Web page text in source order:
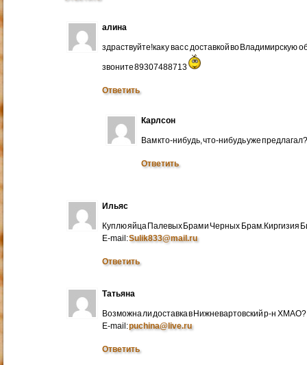
алина
здраствуйте!как у вас с доставкой во Владимирскую
звоните 89307488713
Ответить
Карлсон
Вам кто-нибудь, что-нибудь уже
Ответить
Ильяс
Куплю яйца Палевых Брам и Черных Брам.Киргизия
E-mail:Sulik833@mail.ru
Ответить
Татьяна
Возможна ли доставка в Нижневартовский р-н ХМАО?
E-mail:puchina@live.ru
Ответить